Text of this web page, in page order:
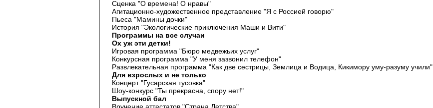
Сценка "О времена! О нравы"
Агитационно-художественное представление "Я с Россией говорю"
Пьеса "Мамины дочки"
История "Экологические приключения Маши и Вити"
Программы на все случаи
Ох уж эти детки!
Игровая программа "Бюро медвежьих услуг"
Конкурсная программа "У меня зазвонил телефон"
Развлекательная программа "Как две сестрицы, Землица и Водица, Кикимору уму-разуму учили"
Для взрослых и не только
Концерт "Гусарская тусовка"
Шоу-конкурс "Ты прекрасна, спору нет!"
Выпускной бал